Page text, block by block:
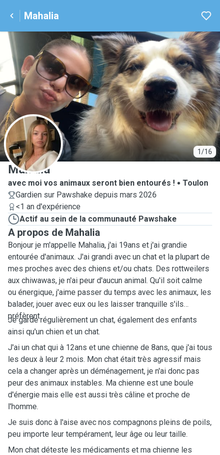
Mahalia
1/16
M
Mahalia
avec moi vos animaux seront bien entourés !
Toulon
Gardien sur Pawshake depuis mars 2026
<1 an d'expérience
Actif au sein de la communauté Pawshake
A propos de Mahalia
Bonjour je m'appelle Mahalia, j'ai 19ans et j'ai grandie
entourée d'animaux. J'ai grandi avec un chat et la plupart de
mes proches avec des chiens et/ou chats. Des rottweilers
aux chiwawas, je n'ai peur d'aucun animal. Qu'il soit calme
ou énergique, j'aime passer du temps avec les animaux, les
balader, jouer avec eux ou les laisser tranquille s'ils
préfèrent.
Je garde régulièrement un chat, également des enfants
ainsi qu'un chien et un chat.
J'ai un chat qui à 12ans et une chienne de 8ans, que j'ai tous
les deux à leur 2 mois. Mon chat était très agressif mais
cela a changer après un déménagement, je n'ai donc pas
peur des animaux instables. Ma chienne est une boule
d'énergie mais elle est aussi très câline et proche de
l'homme.
Je suis donc à l'aise avec nos compagnons pleins de poils,
peu importe leur tempérament, leur âge ou leur taille.
Mon chat déteste les médicaments et ma chienne les